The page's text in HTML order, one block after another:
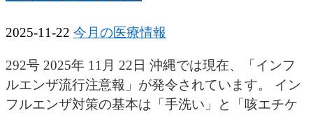
2025-11-22 今月の医療情報
292号 2025年 11月 22日 沖縄では現在、「インフ
ルエンザ流行注意報」が発令されています。 イン
フルエンザ対策の基本は「手洗い」と「咳エチケ